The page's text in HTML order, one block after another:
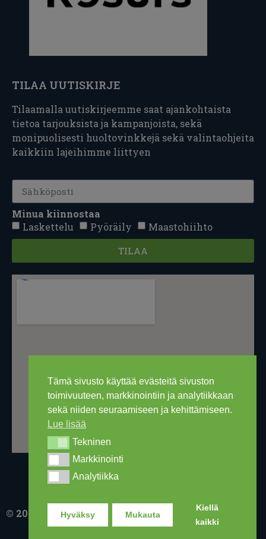
Tämä sivusto käyttää evästeitä sivuston
toimivuuteen, markkinointiin ja analytiikkaan
sekä niiden seuraamiseen ja kehittämiseen.
Lue lisää
TekninenTekninen
MarkkinointiMarkkinointi
AnalytiikkaAnalytiikka
Hyväksy Mukauta
Kiellä
kaikki
TILAA UUTISKIRJE
Tilaamalla uutiskirjeemme saat ajankohtaista
tietoa tarjouksista ja kampanjoista, sekä
monipuolisesti huoltovinkkejä sekä valintaohjeita
kaikkiin lajeihimme liittyen
Minua kiinnostaa
Laskettelu
Pyöräily Maastohiihto
TILAA
© 2016-2026 Ski Out Bike, Ski-Outlet Finland Oy